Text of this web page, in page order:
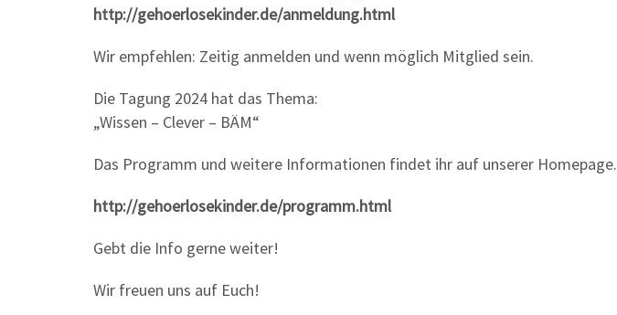
http://gehoerlosekinder.de/anmeldung.html
Wir empfehlen: Zeitig anmelden und wenn möglich Mitglied sein.
Die Tagung 2024 hat das Thema:
„Wissen – Clever – BÄM“
Das Programm und weitere Informationen findet ihr auf unserer Homepage.
http://gehoerlosekinder.de/programm.html
Gebt die Info gerne weiter!
Wir freuen uns auf Euch!